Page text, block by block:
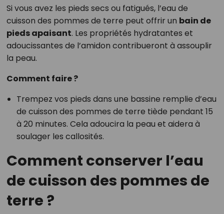
Si vous avez les pieds secs ou fatigués, l’eau de
cuisson des pommes de terre peut offrir un bain de
pieds apaisant. Les propriétés hydratantes et
adoucissantes de l’amidon contribueront à assouplir
la peau.
Comment faire ?
Trempez vos pieds dans une bassine remplie d’eau
de cuisson des pommes de terre tiède pendant 15
à 20 minutes. Cela adoucira la peau et aidera à
soulager les callosités.
Comment conserver l’eau
de cuisson des pommes de
terre ?